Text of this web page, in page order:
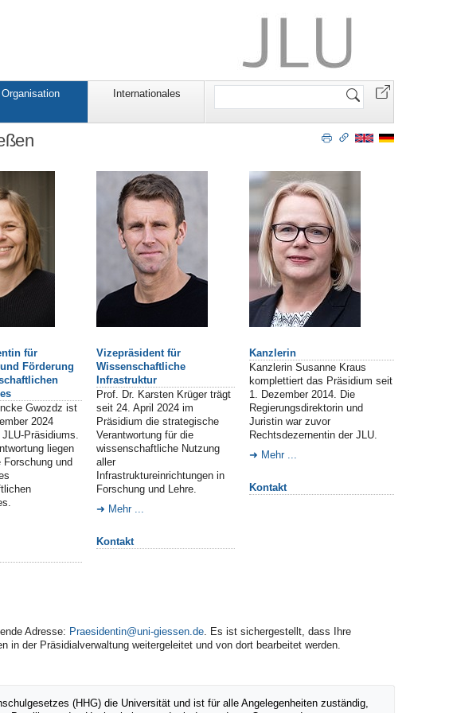
Organisation Internationales
Website
für
Förderung
Gwozdz ist
2024
Präsidiums.
liegen
Forschung und
Vizepräsident für
Wissenschaftliche
Infrastruktur
Prof. Dr. Karsten Krüger trägt
seit 24. April 2024 im
Präsidium die strategische
Verantwortung für die
wissenschaftliche Nutzung
aller
Infrastruktureinrichtungen in
Forschung und Lehre.
Mehr ...
Kontakt
Kanzlerin
Kanzlerin Susanne Kraus
komplettiert das Präsidium seit
1. Dezember 2014. Die
Regierungsdirektorin und
Juristin war zuvor
Rechtsdezernentin der JLU.
Mehr ...
Kontakt
Adresse: Praesidentin
. Es ist sichergestellt, dass Ihre
in der Präsidialverwaltung weitergeleitet und von dort bearbeitet werden.
(HHG) die Universität und ist für alle Angelegenheiten zuständig,